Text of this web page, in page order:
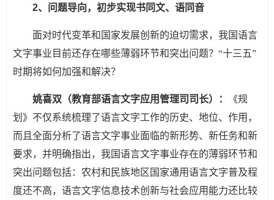
2、问题导向，初步实现书同文、语同音
面对时代变革和国家发展创新的迫切需求，我国语言
文字事业目前还存在哪些薄弱环节和突出问题？“十三五”
时期将如何加强和解决？
姚喜双（教育部语言文字应用管理司司长）：
《规
划》不仅系统梳理了语言文字工作的历史、地位、作用，
而且全面分析了语言文字事业面临的新形势、新任务和新
要求，并明确指出，我国语言文字事业存在的薄弱环节和
突出问题包括：农村和民族地区国家通用语言文字普及程
度还不高，语言文字信息技术创新与社会应用能力还比较